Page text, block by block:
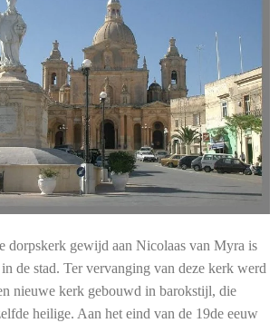
dorpskerk gewijd aan Nicolaas van Myra is
de stad. Ter vervanging van deze kerk werd
nieuwe kerk gebouwd in barokstijl, die
heilige. Aan het eind van de 19de eeuw